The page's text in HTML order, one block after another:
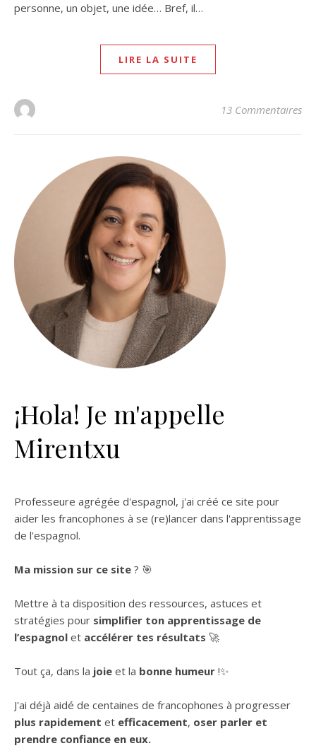
personne, un objet, une idée… Bref, il…
LIRE LA SUITE
13 Commentaires
¡Hola! Je m'appelle
Mirentxu
Professeure agrégée d'espagnol, j'ai créé ce site pour
aider les francophones à se (re)lancer dans l'apprentissage
de l'espagnol.
Ma mission sur ce site ? 🎯
Mettre à ta disposition des ressources, astuces et
stratégies pour simplifier ton apprentissage de
l’espagnol et accélérer tes résultats 🚀
Tout ça, dans la joie et la bonne humeur !✨
J'ai déjà aidé de centaines de francophones à progresser
plus rapidement et efficacement, oser parler et
prendre confiance en eux.